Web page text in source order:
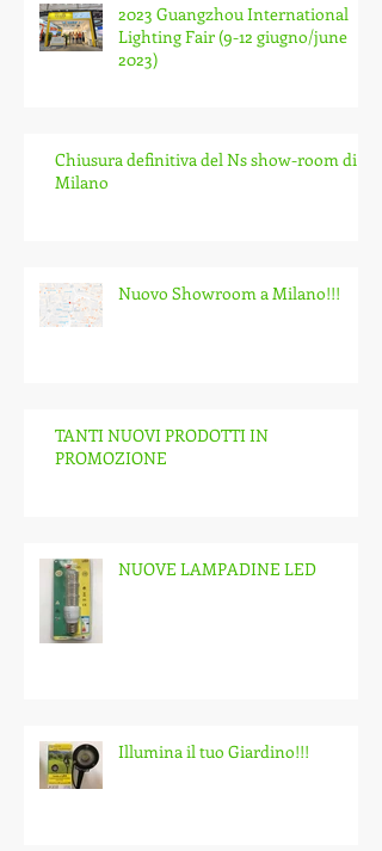
2023 Guangzhou International
Lighting Fair (9-12 giugno/june
2023)
Chiusura definitiva del Ns show-room di
Milano
Nuovo Showroom a Milano!!!
TANTI NUOVI PRODOTTI IN
PROMOZIONE
NUOVE LAMPADINE LED
Illumina il tuo Giardino!!!